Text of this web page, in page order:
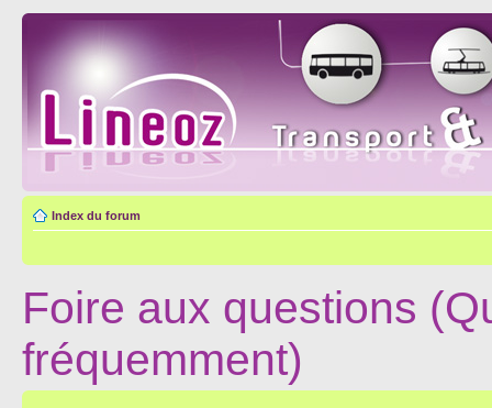
Index du forum
Foire aux questions
fréquemment)